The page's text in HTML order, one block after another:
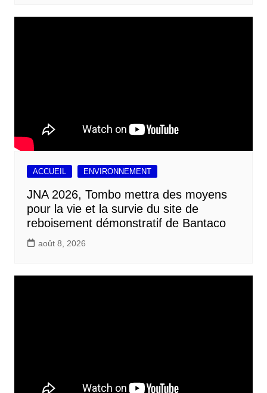
ACCUEIL ENVIRONNEMENT
JNA 2026, Tombo mettra des moyens
pour la vie et la survie du site de
reboisement démonstratif de Bantaco
août 8, 2026